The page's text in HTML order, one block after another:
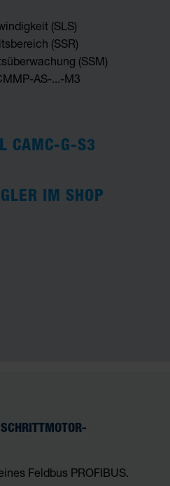
(SLS)
(SSR)
(SSM)
AS-...-M3
CAMC-G-S3
IM SHOP
Feldbus PROFIBUS.